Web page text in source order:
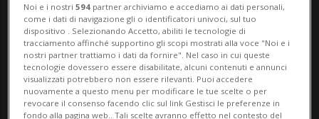
NBA 1 anno
Noi e i nostri594 partner archiviamo e accediamo ai dati personali,
come i dati di navigazione gli o identificatori univoci, sul tuo
dispositivo . Selezionando Accetto, abiliti le tecnologie di
tracciamento affinché supportino gli scopi mostrati alla voce "Noi e i
nostri partner trattiamo i dati da fornire". Nel caso in cui queste
tecnologie dovessero essere disabilitate, alcuni contenuti e annunci
visualizzati potrebbero non essere rilevanti. Puoi accedere
nuovamente a questo menu per modificare le tue scelte o per
revocare il consenso facendo clic sul link Gestisci le preferenze in
fondo alla pagina web.. Tali scelte avranno effetto nel contesto del